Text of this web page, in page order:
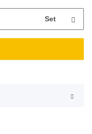
Set